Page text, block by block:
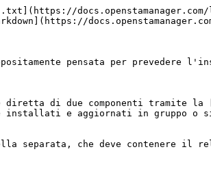
appositamente pensata per
di due componenti tramite la
installati e aggiornati in gruppo o
separata, che deve contenere il